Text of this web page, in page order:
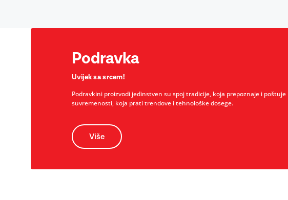
Podravka
Uvijek sa srcem!
Podravkini proizvodi jedinstven su spoj tradicije, koja prepoznaje i
suvremenosti, koja prati trendove i tehnološke dosege.
Više